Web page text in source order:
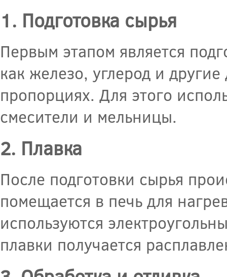
1. Подготовка сырья
Первым этапом является
как железо, углерод и
пропорциях. Для этого
смесители и мельницы.
2. Плавка
После подготовки сырья
помещается в печь для
используются
плавки получается